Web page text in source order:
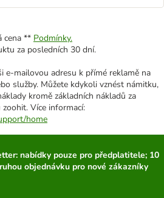
cena ** Podmínky.
za posledních 30 dní.
e-mailovou adresu k přímé reklamě na
služby. Můžete kdykoli vznést námitku,
kromě základních nákladů za
Více informací:
home
nabídky pouze pro předplatitele; 10
objednávku pro nové zákazníky